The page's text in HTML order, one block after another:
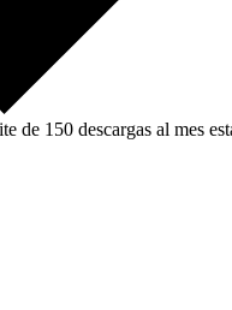
de 150 descargas al mes